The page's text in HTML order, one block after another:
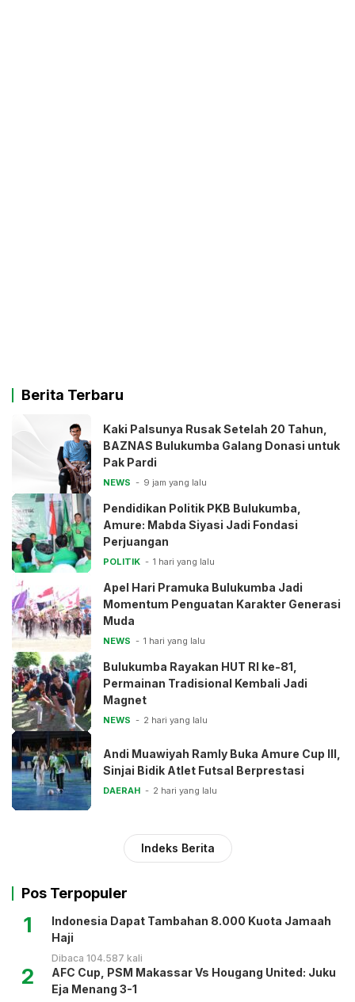
Berita Terbaru
Kaki Palsunya Rusak Setelah 20 Tahun,
BAZNAS Bulukumba Galang Donasi untuk
Pak Pardi
NEWS 9 jam yang lalu
Pendidikan Politik PKB Bulukumba,
Amure: Mabda Siyasi Jadi Fondasi
Perjuangan
POLITIK 1 hari yang lalu
Apel Hari Pramuka Bulukumba Jadi
Momentum Penguatan Karakter Generasi
Muda
NEWS 1 hari yang lalu
Bulukumba Rayakan HUT RI ke-81,
Permainan Tradisional Kembali Jadi
Magnet
NEWS 2 hari yang lalu
Andi Muawiyah Ramly Buka Amure Cup III,
Sinjai Bidik Atlet Futsal Berprestasi
DAERAH 2 hari yang lalu
Indeks Berita
Pos Terpopuler
1
Indonesia Dapat Tambahan 8.000 Kuota Jamaah
Haji
Dibaca 104.587 kali
2
AFC Cup, PSM Makassar Vs Hougang United: Juku
Eja Menang 3-1